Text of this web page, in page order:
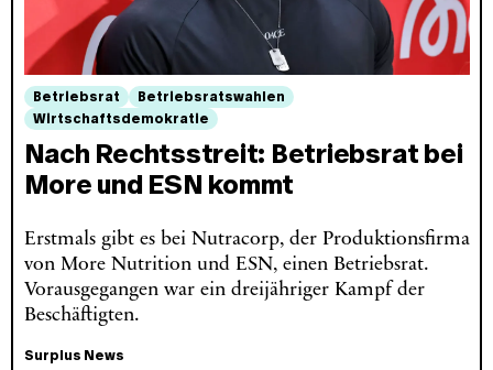
Betriebsrat
Betriebsratswahlen
Wirtschaftsdemokratie
Nach Rechtsstreit: Betriebsrat bei
More und ESN kommt
Erstmals gibt es bei Nutracorp, der Produktionsfirma
von More Nutrition und ESN, einen Betriebsrat.
Vorausgegangen war ein dreijähriger Kampf der
Beschäftigten.
Surplus News